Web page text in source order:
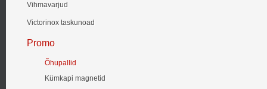
Vihmavarjud
Victorinox taskunoad
Promo
Õhupallid
Kümkapi magnetid